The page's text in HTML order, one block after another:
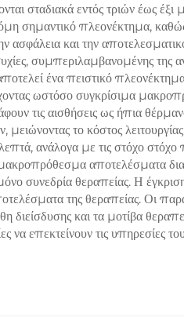
κλινικές
σταδιακά εντός τριών έως
σημαντικό πλεονέκτημα,
ασφάλεια και την
συμπεριλαμβανομένης
ένα πειστικό
ωστόσο συγκρίσιμα
τις αισθήσεις ως ήπια
το κόστος
ανάλογα με τις στόχο στόχο
αποτελέσματα
συνεδρία θεραπείας. Η
της θεραπείας. Οι
διείσδυσης και τα μοτίβα
επεκτείνουν τις υπηρεσίες